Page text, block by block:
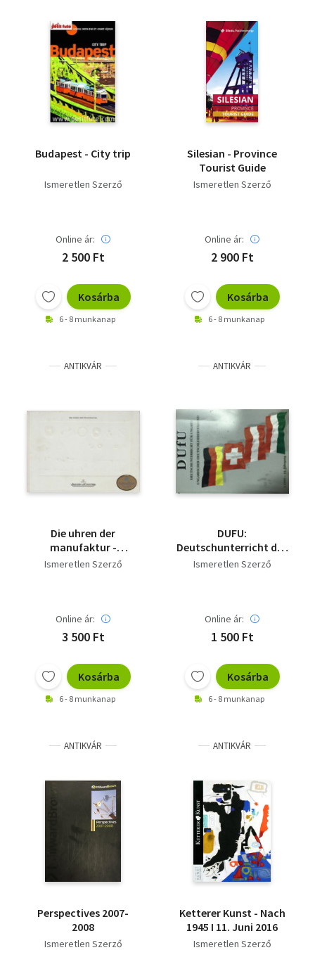
Budapest - City trip
Ismeretlen Szerző
Online ár:
2 500 Ft
Kosárba
6 - 8 munkanap
Silesian - Province
Tourist Guide
Ismeretlen Szerző
Online ár:
2 900 Ft
Kosárba
6 - 8 munkanap
ANTIKVÁR
Die uhren der
manufaktur -
melléklettel
Ismeretlen Szerző
Online ár:
3 500 Ft
Kosárba
6 - 8 munkanap
ANTIKVÁR
DUFU:
Deutschunterricht dür
Ungarn 1/1999 - 14.
Ismeretlen Szerző
Online ár:
1 500 Ft
Kosárba
6 - 8 munkanap
ANTIKVÁR
Perspectives 2007-
2008
Ismeretlen Szerző
ANTIKVÁR
Ketterer Kunst - Nach
1945 I 11. Juni 2016
Ismeretlen Szerző